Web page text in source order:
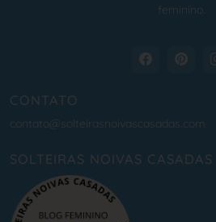
feminino.
CONTATO
contato@solteirasnoivascasadas.com
SOLTEIRAS NOIVAS CASADAS